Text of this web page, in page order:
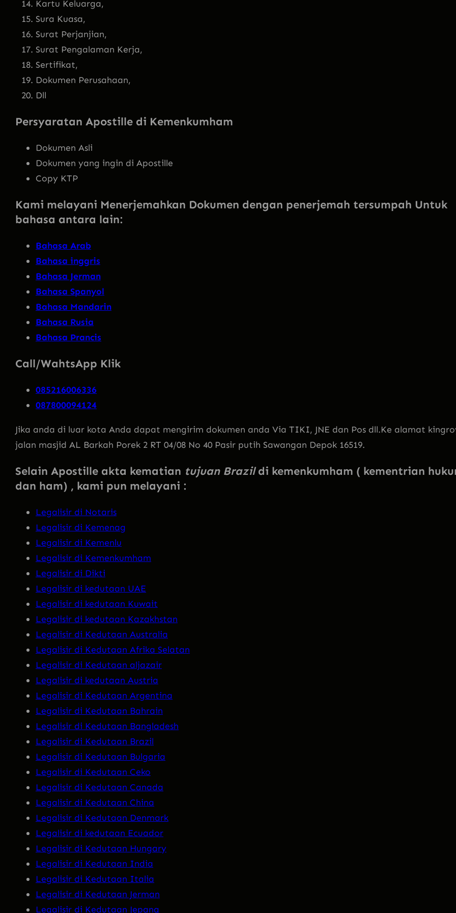
Kartu Keluarga,
Sura Kuasa,
Surat Perjanjian,
Surat Pengalaman Kerja,
Sertifikat,
Dokumen Perusahaan,
Dll
Persyaratan Apostille di Kemenkumham
Dokumen Asli
Dokumen yang ingin di Apostille
Copy KTP
Kami melayani Menerjemahkan Dokumen dengan penerjemah tersumpah Untuk
bahasa antara lain:
Bahasa Arab
Bahasa inggris
Bahasa Jerman
Bahasa Spanyol
Bahasa Mandarin
Bahasa Rusia
Bahasa Prancis
Call/WahtsApp Klik
085216006336
087800094124
Jika anda di luar kota Anda dapat mengirim dokumen anda Via TIKI, JNE dan Pos dll.Ke alamat
jalan masjid AL Barkah Porek 2 RT 04/08 No 40 Pasir putih Sawangan Depok 16519.
Selain Apostille akta kematian tujuan Brazildi kemenkumham ( kementrian
dan ham) , kami pun melayani :
Legalisir di Notaris
Legalisir di Kemenag
Legalisir di Kemenlu
Legalisir di Kemenkumham
Legalisir di Dikti
Legalisir di kedutaan UAE
Legalisir di kedutaan Kuwait
Legalisir di kedutaan Kazakhstan
Legalisir di Kedutaan Australia
Legalisir di Kedutaan Afrika Selatan
Legalisir di Kedutaan aljazair
Legalisir di kedutaan Austria
Legalisir di Kedutaan Argentina
Legalisir di Kedutaan Bahrain
Legalisir di Kedutaan Bangladesh
Legalisir di Kedutaan Brazil
Legalisir di Kedutaan Bulgaria
Legalisir di Kedutaan Ceko
Legalisir di Kedutaan Canada
Legalisir di Kedutaan China
Legalisir di Kedutaan Denmark
Legalisir di kedutaan Ecuador
Legalisir di Kedutaan Hungary
Legalisir di Kedutaan India
Legalisir di Kedutaan Italia
Legalisir di Kedutaan Jerman
Legalisir di Kedutaan Jepang